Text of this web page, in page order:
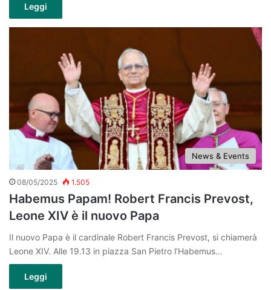
Leggi
News & Events
08/05/2025 1.505
Habemus Papam! Robert Francis Prevost,
Leone XIV è il nuovo Papa
Il nuovo Papa è il cardinale Robert Francis Prevost, si chiamerà
Leone XIV. Alle 19.13 in piazza San Pietro l’Habemus…
Leggi